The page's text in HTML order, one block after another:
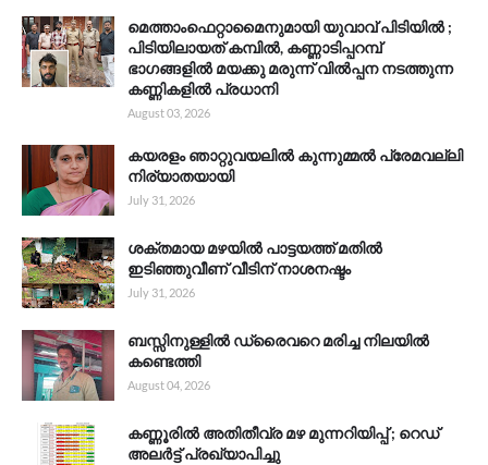
മെത്താംഫെറ്റാമൈനുമായി യുവാവ് പിടിയിൽ ;
പിടിയിലായത് കമ്പിൽ, കണ്ണാടിപ്പറമ്പ്
ഭാഗങ്ങളിൽ മയക്കു മരുന്ന് വിൽപ്പന നടത്തുന്ന
കണ്ണികളിൽ പ്രധാനി
August 03, 2026
കയരളം ഞാറ്റുവയലിൽ കുന്നുമ്മൽ പ്രേമവല്ലി
നിര്യാതയായി
July 31, 2026
ശക്തമായ മഴയിൽ പാട്ടയത്ത് മതിൽ
ഇടിഞ്ഞുവീണ് വീടിന് നാശനഷ്ടം
July 31, 2026
ബസ്സിനുള്ളിൽ ഡ്രൈവറെ മരിച്ച നിലയിൽ
കണ്ടെത്തി
August 04, 2026
കണ്ണൂരിൽ അതിതീവ്ര മഴ മുന്നറിയിപ്പ് ; റെഡ്
അലർട്ട് പ്രഖ്യാപിച്ചു